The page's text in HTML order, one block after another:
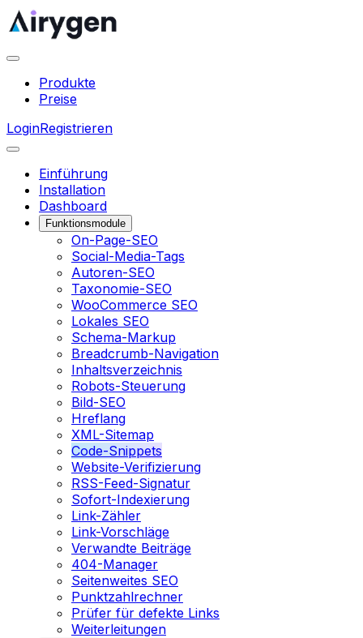
Produkte
Preise
LoginRegistrieren
Einführung
Installation
Dashboard
Funktionsmodule
On-Page-SEO
Social-Media-Tags
Autoren-SEO
Taxonomie-SEO
WooCommerce SEO
Lokales SEO
Schema-Markup
Breadcrumb-Navigation
Inhaltsverzeichnis
Robots-Steuerung
Bild-SEO
Hreflang
XML-Sitemap
Code-Snippets
Website-Verifizierung
RSS-Feed-Signatur
Sofort-Indexierung
Link-Zähler
Link-Vorschläge
Verwandte Beiträge
404-Manager
Seitenweites SEO
Punktzahlrechner
Prüfer für defekte Links
Weiterleitungen